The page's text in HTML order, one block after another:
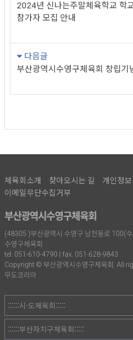
2024년 신나는주말체육학교 학
참가자 모집 안내
다음글
부산광역시수영구체육회 창립기
체육회소개 찾아오시는 길
개인정
이메일무단수집거부
부산광역시수영구체육회
(48305 )부산광역시 수영구 남천동로 100(수
수영구체육회
tel. 051-610-4790 | fax. 051-628-9843
Copyright © 부산광역시수영구체육회. All
무도코리아